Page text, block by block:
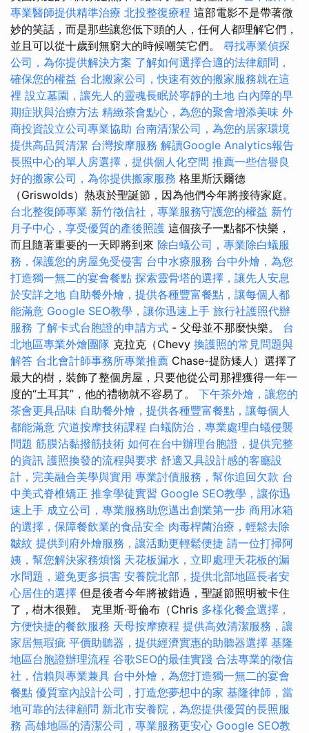
專業醫師提供精準治療 北投整復療程 這部電影不是帶著微
妙的笑話，而是那些讓您低下頭的人，任何人都理解它們，
並且可以從十歲到無窮大的時候嘲笑它們。 尋找專業偵探
公司，為你提供解決方案 了解如何選擇合適的法律顧問，
確保您的權益 台北搬家公司，快速有效的搬家服務就在這
裡 設立墓園，讓先人的靈魂長眠於寧靜的土地 白內障的早
期症狀與治療方法 精緻茶會點心，為您的聚會增添美味 外
商投資設立公司專業協助 台南清潔公司，為您的居家環境
提供高品質清潔 台灣按摩服務 解讀Google Analytics報告
長照中心的單人房選擇，提供個人化空間 推薦一些信譽良
好的搬家公司，為你提供搬家服務 格里斯沃爾德
（Griswolds）熱衷於聖誕節，因為他們今年將接待家庭。
台北整復師專業 新竹徵信社，專業服務守護您的權益 新竹
月子中心，享受優質的產後照護 這個孩子一點都不快樂，
而且隨著重要的一天即將到來 除白蟻公司，專業除白蟻服
務，保護您的房屋免受侵害 台中水療服務 台中外燴，為您
打造獨一無二的宴會餐點 探索靈骨塔的選擇，讓先人安息
於安詳之地 自助餐外燴，提供各種豐富餐點，讓每個人都
能滿意 Google SEO教學，讓你迅速上手 旅行社護照代辦
服務 了解卡式台胞證的申請方式 - 父母並不那麼快樂。 台
北地區專業外燴團隊 克拉克（Chevy 換護照的常見問題與
解答 台北會計師事務所專業推薦 Chase-提防矮人）選擇了
最大的樹，裝飾了整個房屋，只要他從公司那裡獲得一年一
度的“土耳其”，他的禮物就不容易了。 下午茶外燴，讓您的
茶會更具品味 自助餐外燴，提供各種豐富餐點，讓每個人
都能滿意 穴道按摩技術課程 白蟻防治，專業處理白蟻侵襲
問題 筋膜沾黏撥筋技術 如何在台中辦理台胞證，提供完整
的資訊 護照換發的流程與要求 舒適又具設計感的客廳設
計，完美融合美學與實用 專業討債服務，幫你追回欠款 台
中美式脊椎矯正 推拿學徒實習 Google SEO教學，讓你迅
速上手 成立公司，專業服務助您邁出創業第一步 商用冰箱
的選擇，保障餐飲業的食品安全 肉毒桿菌治療，輕鬆去除
皺紋 提供到府外燴服務，讓活動更輕鬆便捷 請一位打掃阿
姨，幫您解決家務煩惱 天花板漏水，立即處理天花板的漏
水問題，避免更多損害 安養院北部，提供北部地區長者安
心居住的選擇 但是後者今年將被錯過，聖誕節照明被卡住
了，樹木很難。 克里斯·哥倫布（Chris 多樣化餐盒選擇，
方便快捷的餐飲服務 天母按摩療程 提供高效清潔服務，讓
家居無瑕疵 平價助聽器，提供經濟實惠的助聽器選擇 基隆
地區台胞證辦理流程 谷歌SEO的最佳實踐 合法專業的徵信
社，信賴與專業兼具 台中外燴，為您打造獨一無二的宴會
餐點 優質室內設計公司，打造您夢想中的家 基隆律師，當
地可靠的法律顧問 新北市安養院，為您提供優質的長照服
務 高雄地區的清潔公司，專業服務更安心 Google SEO教